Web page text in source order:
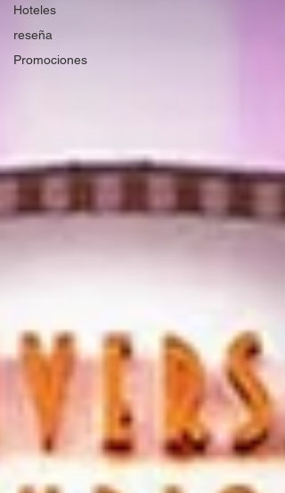
Hoteles
reseña
Promociones